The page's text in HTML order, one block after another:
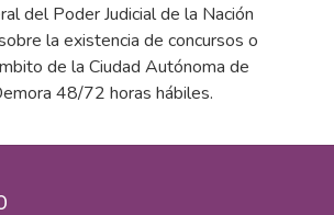
del Poder Judicial de la Nación
la existencia de concursos o
de la Ciudad Autónoma de
48/72 horas hábiles.